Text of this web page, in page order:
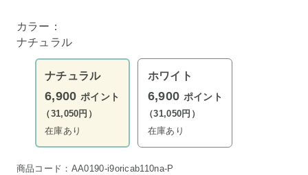
カラー：
ナチュラル
ナチュラル
6,900 ポイント
（31,050円）
在庫あり
ホワイト
6,900 ポイント
（31,050円）
在庫あり
商品コード：AA0190-i9oricab110na-P